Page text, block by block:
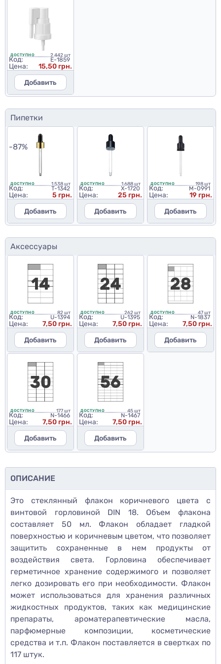
ДОСТУПНО 2 442 шт
Код: E-1859
Цена:
15,50 грн.
Добавить
Пипетки
-87%
ДОСТУПНО 1 538 шт
Код: T-1342
Цена:
5 грн.
Добавить
ДОСТУПНО 1 688 шт
Код: X-1720
Цена:
25 грн.
Добавить
ДОСТУПНО 198 шт
Код: M-0991
Цена:
19 грн.
Добавить
Аксессуары
ДОСТУПНО 82 шт
Код: U-1394
Цена:
7,50 грн.
Добавить
ДОСТУПНО 262 шт
Код: U-1395
Цена:
7,50 грн.
Добавить
ДОСТУПНО 47 шт
Код: N-1837
Цена:
7,50 грн.
Добавить
ДОСТУПНО 177 шт
Код: N-1466
Цена:
7,50 грн.
Добавить
ДОСТУПНО 45 шт
Код: N-1467
Цена:
7,50 грн.
Добавить
ОПИСАНИЕ
Это стеклянный флакон коричневого цвета с
винтовой горловиной DIN 18. Объем флакона
составляет 50 мл. Флакон обладает гладкой
поверхностью и коричневым цветом, что позволяет
защитить сохраненные в нем продукты от
воздействия света. Горловина обеспечивает
герметичное хранение содержимого и позволяет
легко дозировать его при необходимости. Флакон
может использоваться для хранения различных
жидкостных продуктов, таких как медицинские
препараты, ароматерапевтические масла,
парфюмерные композиции, косметические
средства и т.п. Флакон поставляется в свертках по
117 штук.